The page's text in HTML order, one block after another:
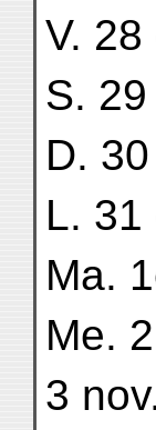
V.
S.
D.
L. 31
Ma.
Me.
3